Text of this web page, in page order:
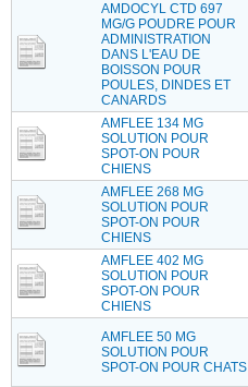
AMDOCYL CTD 697
MG/G POUDRE POUR
ADMINISTRATION
DANS L'EAU DE
BOISSON POUR
POULES, DINDES ET
CANARDS
AMFLEE 134 MG
SOLUTION POUR
SPOT-ON POUR
CHIENS
AMFLEE 268 MG
SOLUTION POUR
SPOT-ON POUR
CHIENS
AMFLEE 402 MG
SOLUTION POUR
SPOT-ON POUR
CHIENS
AMFLEE 50 MG
SOLUTION POUR
SPOT-ON POUR CHATS